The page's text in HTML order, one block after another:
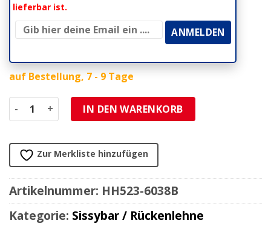
lieferbar ist.
auf Bestellung, 7 - 9 Tage
Sissybar HH COMFORT (H 250mm) schwarz zu Suzuki
IN DEN WARENKORB
Zur Merkliste hinzufügen
Artikelnummer: HH523-6038B
Kategorie: Sissybar / Rückenlehne